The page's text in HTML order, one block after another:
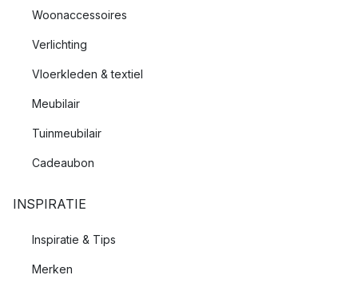
Woonaccessoires
Verlichting
Vloerkleden & textiel
Meubilair
Tuinmeubilair
Cadeaubon
INSPIRATIE
Inspiratie & Tips
Merken